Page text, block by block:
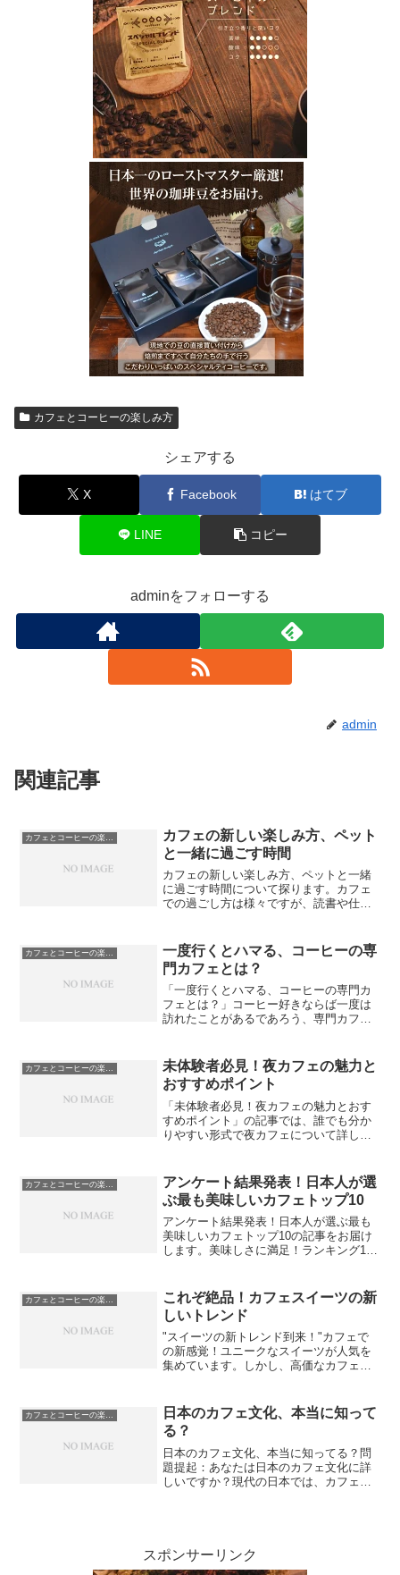
カフェとコーヒーの楽しみ方
シェアする
X Facebook はてブ
LINE コピー
adminをフォローする
admin
関連記事
カフェの新しい楽しみ方、ペット
と一緒に過ごす時間
カフェの新しい楽しみ方、ペットと一緒
に過ごす時間について探ります。カフェ
での過ごし方は様々ですが、読書や仕事
ーを楽しむことも人々の興味を引きま
す。さらには、友達と一緒に...
カフェとコーヒーの楽しみ方
一度行くとハマる、コーヒーの専
門カフェとは？
「一度行くとハマる、コーヒーの専門カ
フェとは？」コーヒー好きならば一度は
訪れたことがあるであろう、専門カフェ
さらには専門カフェで味わえるコーヒー
の世界まで、初心者からヘ...
カフェとコーヒーの楽しみ方
未体験者必見！夜カフェの魅力と
おすすめポイント
「未体験者必見！夜カフェの魅力とおす
すめポイント」の記事では、誰でも分か
りやすい形式で夜カフェについて詳しく
か、そして一人でも楽しめる魅力がある
のかについて掘り下げてい...
アンケート結果発表！日本人が選
ぶ最も美味しいカフェトップ10
アンケート結果発表！日本人が選ぶ最も
美味しいカフェトップ10の記事をお届け
します。美味しさに満足！ランキング10
位カフェの特徴、常連客が絶賛する7位の
カフェの魅力、...
カフェとコーヒーの楽しみ方
これぞ絶品！カフェスイーツの新
しいトレンド
"スイーツの新トレンド到来！"カフェで
の新感覚！ユニークなスイーツが人気を
集めています。しかし、高価なカフェス
で、この記事では誰でも作れる手軽なDIY
レシピを紹介します...
カフェとコーヒーの楽しみ方
日本のカフェ文化、本当に知って
る？
日本のカフェ文化、本当に知ってる？問
題提起：あなたは日本のカフェ文化に詳
しいですか？現代の日本では、カフェが
スポンサーリンク